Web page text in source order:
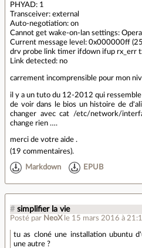
PHYAD: 1
Transceiver: external
Auto-negotiation: on
Cannot get wake-on-lan settings:
Current message level: 0x000000ff
drv probe link timer ifdown ifup rx_err
Link detected: no
carrement incomprensible pour mon
il y a un tuto du 12-2012 qui ressemble
de voir dans le bios un histoire de
changer avec cat /etc/network/
change rien ….
merci de votre aide .
(19 commentaires).
Markdown EPUB
# simplifier la vie
Posté par NeoX le 15 mars 2016 à
tu as cloné une installation ubuntu
une autre ?